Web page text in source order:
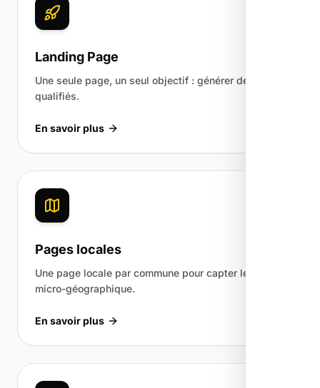
Landing Page
Une seule page, un seul objectif : générer des leads
qualifiés.
En savoir plus
Pages locales
Une page locale par commune pour capter le trafic
micro-géographique.
En savoir plus